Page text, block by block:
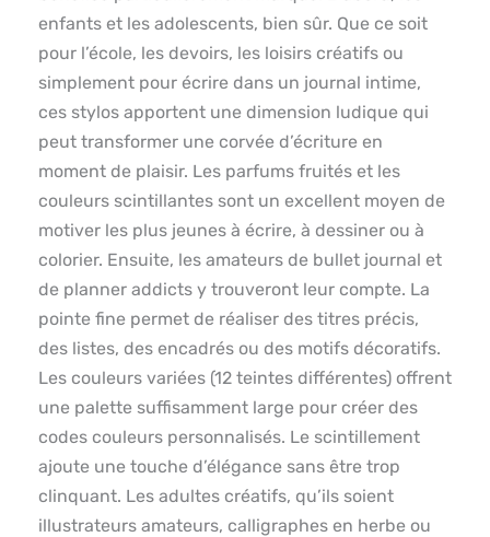
enfants et les adolescents, bien sûr. Que ce soit
pour l’école, les devoirs, les loisirs créatifs ou
simplement pour écrire dans un journal intime,
ces stylos apportent une dimension ludique qui
peut transformer une corvée d’écriture en
moment de plaisir. Les parfums fruités et les
couleurs scintillantes sont un excellent moyen de
motiver les plus jeunes à écrire, à dessiner ou à
colorier. Ensuite, les amateurs de bullet journal et
de planner addicts y trouveront leur compte. La
pointe fine permet de réaliser des titres précis,
des listes, des encadrés ou des motifs décoratifs.
Les couleurs variées (12 teintes différentes) offrent
une palette suffisamment large pour créer des
codes couleurs personnalisés. Le scintillement
ajoute une touche d’élégance sans être trop
clinquant. Les adultes créatifs, qu’ils soient
illustrateurs amateurs, calligraphes en herbe ou